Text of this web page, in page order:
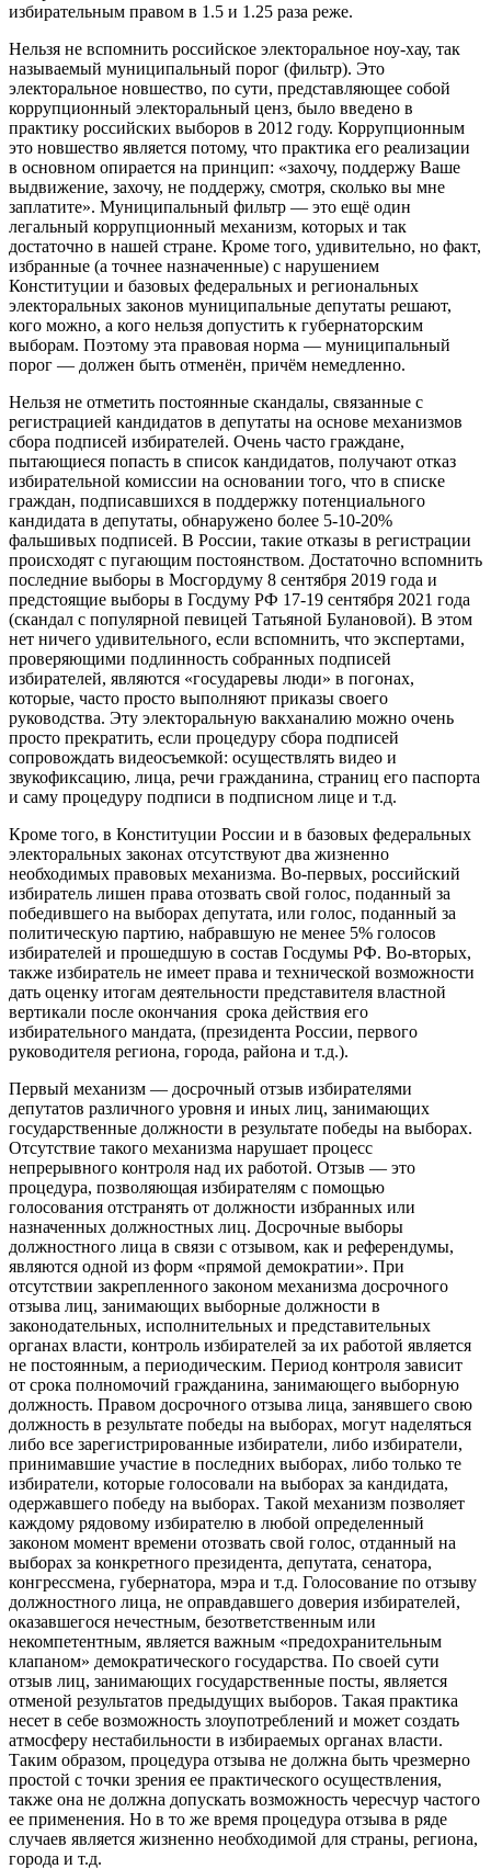
избирательным правом в 1.5 и 1.25 раза реже.
Нельзя не вспомнить российское электоральное ноу-хау, так
называемый муниципальный порог (фильтр). Это
электоральное новшество, по сути, представляющее собой
коррупционный электоральный ценз, было введено в
практику российских выборов в 2012 году. Коррупционным
это новшество является потому, что практика его реализации
в основном опирается на принцип: «захочу, поддержу Ваше
выдвижение, захочу, не поддержу, смотря, сколько вы мне
заплатите». Муниципальный фильтр — это ещё один
легальный коррупционный механизм, которых и так
достаточно в нашей стране. Кроме того, удивительно, но факт,
избранные (а точнее назначенные) с нарушением
Конституции и базовых федеральных и региональных
электоральных законов муниципальные депутаты решают,
кого можно, а кого нельзя допустить к губернаторским
выборам. Поэтому эта правовая норма — муниципальный
порог — должен быть отменён, причём немедленно.
Нельзя не отметить постоянные скандалы, связанные с
регистрацией кандидатов в депутаты на основе механизмов
сбора подписей избирателей. Очень часто граждане,
пытающиеся попасть в список кандидатов, получают отказ
избирательной комиссии на основании того, что в списке
граждан, подписавшихся в поддержку потенциального
кандидата в депутаты, обнаружено более 5-10-20%
фальшивых подписей. В России, такие отказы в регистрации
происходят с пугающим постоянством. Достаточно вспомнить
последние выборы в Мосгордуму 8 сентября 2019 года и
предстоящие выборы в Госдуму РФ 17-19 сентября 2021 года
(скандал с популярной певицей Татьяной Булановой). В этом
нет ничего удивительного, если вспомнить, что экспертами,
проверяющими подлинность собранных подписей
избирателей, являются «государевы люди» в погонах,
которые, часто просто выполняют приказы своего
руководства. Эту электоральную вакханалию можно очень
просто прекратить, если процедуру сбора подписей
сопровождать видеосъемкой: осуществлять видео и
звукофиксацию, лица, речи гражданина, страниц его паспорта
и саму процедуру подписи в подписном лице и т.д.
Кроме того, в Конституции России и в базовых федеральных
электоральных законах отсутствуют два жизненно
необходимых правовых механизма. Во-первых, российский
избиратель лишен права отозвать свой голос, поданный за
победившего на выборах депутата, или голос, поданный за
политическую партию, набравшую не менее 5% голосов
избирателей и прошедшую в состав Госдумы РФ. Во-вторых,
также избиратель не имеет права и технической возможности
дать оценку итогам деятельности представителя властной
вертикали после окончания срока действия его
избирательного мандата, (президента России, первого
руководителя региона, города, района и т.д.).
Первый механизм — досрочный отзыв избирателями
депутатов различного уровня и иных лиц, занимающих
государственные должности в результате победы на выборах.
Отсутствие такого механизма нарушает процесс
непрерывного контроля над их работой. Отзыв — это
процедура, позволяющая избирателям с помощью
голосования отстранять от должности избранных или
назначенных должностных лиц. Досрочные выборы
должностного лица в связи с отзывом, как и референдумы,
являются одной из форм «прямой демократии». При
отсутствии закрепленного законом механизма досрочного
отзыва лиц, занимающих выборные должности в
законодательных, исполнительных и представительных
органах власти, контроль избирателей за их работой является
не постоянным, а периодическим. Период контроля зависит
от срока полномочий гражданина, занимающего выборную
должность. Правом досрочного отзыва лица, занявшего свою
должность в результате победы на выборах, могут наделяться
либо все зарегистрированные избиратели, либо избиратели,
принимавшие участие в последних выборах, либо только те
избиратели, которые голосовали на выборах за кандидата,
одержавшего победу на выборах. Такой механизм позволяет
каждому рядовому избирателю в любой определенный
законом момент времени отозвать свой голос, отданный на
выборах за конкретного президента, депутата, сенатора,
конгрессмена, губернатора, мэра и т.д. Голосование по отзыву
должностного лица, не оправдавшего доверия избирателей,
оказавшегося нечестным, безответственным или
некомпетентным, является важным «предохранительным
клапаном» демократического государства. По своей сути
отзыв лиц, занимающих государственные посты, является
отменой результатов предыдущих выборов. Такая практика
несет в себе возможность злоупотреблений и может создать
атмосферу нестабильности в избираемых органах власти.
Таким образом, процедура отзыва не должна быть чрезмерно
простой с точки зрения ее практического осуществления,
также она не должна допускать возможность чересчур частого
ее применения. Но в то же время процедура отзыва в ряде
случаев является жизненно необходимой для страны, региона,
города и т.д.